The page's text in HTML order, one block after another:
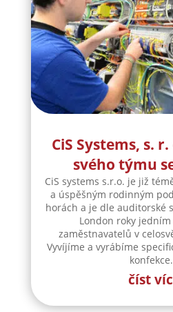
CiS Systems, s.
svého týmu
CiS systems s.r.o. je již
a úspěšným rodinným
horách a je dle auditorské
London roky
zaměstnavatelů v
Vyvíjíme a vyrábíme
číst